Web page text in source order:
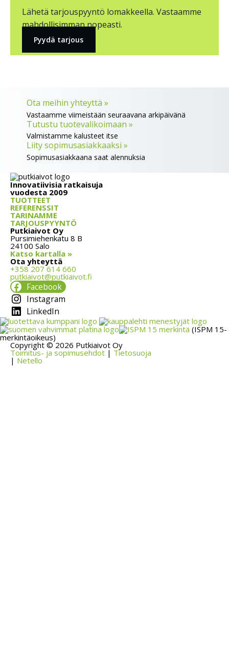
Lähetä tarjouspyyntö lomakkeella. Vastaamme
mahdollisimman nopeasti.
Pyydä tarjous
Ota meihin yhteyttä »
Vastaamme viimeistään seuraavana arkipäivänä
Tutustu tuotevalikoimaan »
Valmistamme kalusteet itse
Liity sopimusasiakkaaksi »
Sopimusasiakkaana saat alennuksia
Innovatiivisia ratkaisuja
vuodesta 2009
TUOTTEET
REFERENSSIT
TARINAMME
TARJOUSPYYNTÖ
Putkiaivot Oy
Pursimiehenkatu 8 B
24100 Salo
Katso kartalla »
Ota yhteyttä
+358 207 614 660
putkiaivot@putkiaivot.fi
Facebook
Instagram
LinkedIn
(ISPM 15-
merkintäoikeus)
Copyright © 2026 Putkiaivot Oy
Toimitus- ja sopimusehdot | Tietosuoja
| Netello